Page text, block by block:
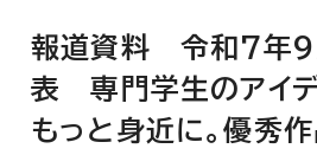
報道資料 令和7年
表 専門学生のアイ
もっと身近に。優秀